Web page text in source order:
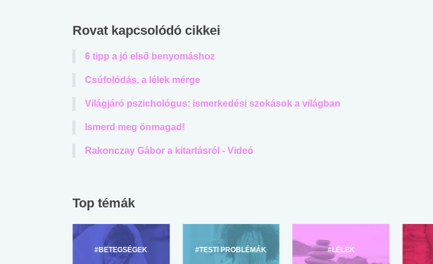
Rovat kapcsolódó cikkei
6 tipp a jó első benyomáshoz
Csúfolódás, a lélek mérge
Világjáró pszichológus: ismerkedési szokások a világban
Ismerd meg önmagad!
Rakonczay Gábor a kitartásról - Videó
Top témák
#BETEGSÉGEK #TESTI PROBLÉMÁK #LÉLEK